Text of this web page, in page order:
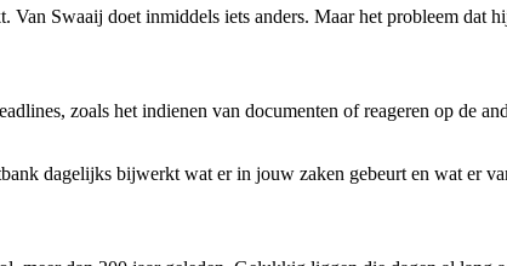
Swaaij doet inmiddels iets anders. Maar het probleem dat
zoals het indienen van documenten of reageren op de
dagelijks bijwerkt wat er in jouw zaken gebeurt en wat er